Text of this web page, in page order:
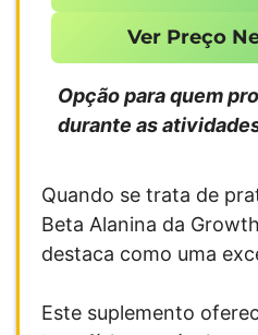
Ver Preço
Opção para quem
durante as
Quando se trata de
Beta Alanina da
destaca como uma
Este suplemento